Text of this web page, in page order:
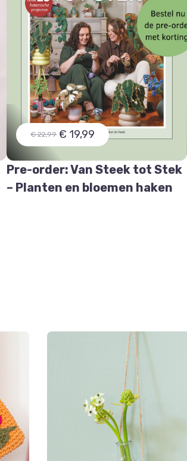
€ 22,99 € 19,99
Pre-order: Van Steek tot Stek
– Planten en bloemen haken